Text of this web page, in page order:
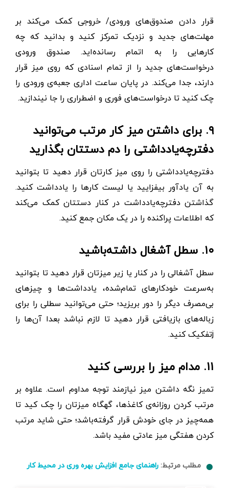
قرار دادن صندوق‌های ورودی/ خروجی کمک می‌کند بر
مهلت‌های جدید و نزدیک تمرکز کنید و بدانید که چه
کارهایی را به اتمام رسانده‌اید. صندوق ورودی
درخواست‌های جدید را از تمام اسنادی که روی میز قرار
دارند، جدا می‌کند. در پایان ساعت اداری جعبه‌ی ورودی را
چک کنید تا درخواست‌های فوری و اضطراری را جا نیندازید.
۹. برای داشتن میز کار مرتب می‌توانید
دفترچه‌یادداشتی را دم دستتان بگذارید
دفترچه‌یادداشتی را روی میز کارتان قرار دهید تا بتوانید
به آن یادآور بیفزایید یا لیست کارها را یادداشت کنید.
گذاشتن دفترچه‌یادداشت در کنار دستتان کمک می‌کند
که اطلاعات پراکنده را در یک مکان جمع کنید.
۱۰. سطل آشغال داشته‌باشید
سطل آشغالی را در کنار یا زیر میزتان قرار دهید تا بتوانید
به‌سرعت خودکارهای تمام‌شده، یادداشت‌ها و چیزهای
بی‌مصرف دیگر را دور بریزید؛ حتی می‌توانید سطلی را برای
زباله‌های بازیافتی قرار دهید تا لازم نباشد بعدا آن‌ها را
jتفکیک کنید.
۱۱. مدام میز را بررسی کنید
تمیز نگه‌ داشتن میز نیازمند توجه مداوم است. علاوه بر
مرتب کردن روزانه‌ی کاغذها، گهگاه میزتان را چک کید تا
همه‌چیز در جای خودش قرار گرفته‌باشد؛ حتی شاید مرتب
کردن هفتگی میز عادتی مفید باشد.
مطلب مرتبط: راهنمای جامع افزایش بهره وری در محیط کار